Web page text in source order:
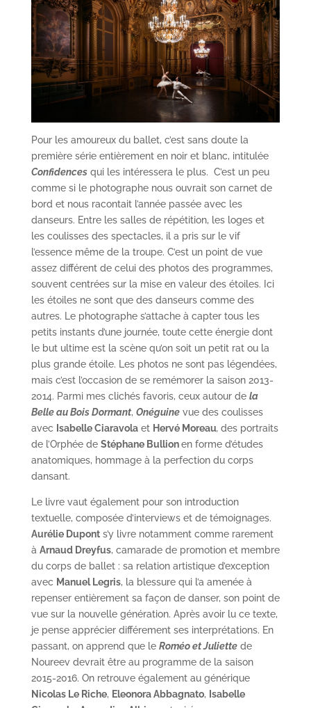
Pour les amoureux du ballet, c’est sans doute la
première série entièrement en noir et blanc, intitulée
Confidencesqui les intéressera le plus. C’est un peu
comme si le photographe nous ouvrait son carnet de
bord et nous racontait l’année passée avec les
danseurs. Entre les salles de répétition, les loges et
les coulisses des spectacles, il a pris sur le vif
l’essence même de la troupe. C’est un point de vue
assez différent de celui des photos des programmes,
souvent centrées sur la mise en valeur des étoiles. Ici
les étoiles ne sont que des danseurs comme des
autres. Le photographe s’attache à capter tous les
petits instants d’une journée, toute cette énergie dont
le but ultime est la scène qu’on soit un petit rat ou la
plus grande étoile. Les photos ne sont pas légendées,
mais c’est l’occasion de se remémorer la saison 2013-
2014. Parmi mes clichés favoris, ceux autour de la
Belle au Bois Dormant, Onéguinevue des coulisses
avec Isabelle Ciaravolaet Hervé Moreau, des portraits
de l’Orphée de Stéphane Bullionen forme d’études
anatomiques, hommage à la perfection du corps
dansant.
Le livre vaut également pour son introduction
textuelle, composée d’interviews et de témoignages.
Aurélie Duponts’y livre notamment comme rarement
à Arnaud Dreyfus, camarade de promotion et membre
du corps de ballet : sa relation artistique d’exception
avec Manuel Legris, la blessure qui l’a amenée à
repenser entièrement sa façon de danser, son point de
vue sur la nouvelle génération. Après avoir lu ce texte,
je pense apprécier différement ses interprétations. En
passant, on apprend que le Roméo et Juliettede
Noureev devrait être au programme de la saison
2015-2016. On retrouve également au générique
Nicolas Le Riche, Eleonora Abbagnato, Isabelle